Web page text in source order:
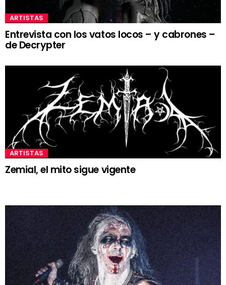
ARTISTAS
Entrevista con los vatos locos – y cabrones –
de Decrypter
ARTISTAS
Zemial, el mito sigue vigente